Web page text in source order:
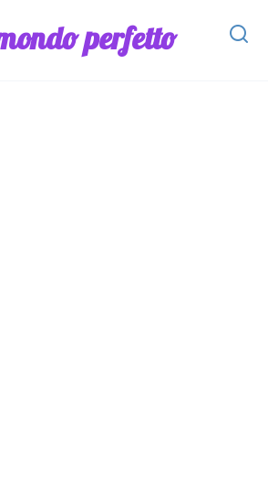
perfetto